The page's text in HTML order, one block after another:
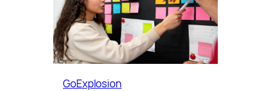
GoExplosion